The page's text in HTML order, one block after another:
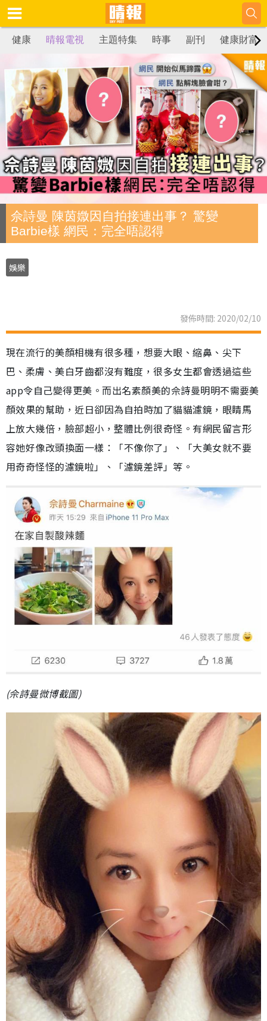
健康 晴報電視 主題特集 時事 副刊 健康財富
佘詩曼 陳茵媺因自拍接連出事？ 驚變
Barbie樣 網民：完全唔認得
娛樂
發佈時間: 2020/02/10
現在流行的美顏相機有很多種，想要大眼、縮鼻、尖下
巴、柔膚、美白牙齒都沒有難度，很多女生都會透過這些
app令自己變得更美。而出名素顏美的佘詩曼明明不需要美
顏效果的幫助，近日卻因為自拍時加了貓貓濾鏡，眼睛馬
上放大幾倍，臉部超小，整體比例很奇怪。有網民留言形
容她好像改頭換面一樣：「不像你了」、「大美女就不要
用奇奇怪怪的濾鏡啦」、「濾鏡差評」等。
(佘詩曼微博截圖)